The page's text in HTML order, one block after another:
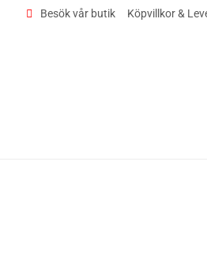
Besök vår butik Köpvillkor &